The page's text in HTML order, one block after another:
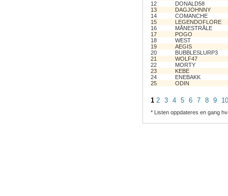
12
DONALD58
13
DAGJOHNNY
14
COMANCHE
15
LEGENDOFLORE
16
MÅNESTRÅLE
17
POGO
18
WEST
19
AEGIS
20
BUBBLESLURP3
21
WOLF47
22
MORTY
23
KEBE
24
ENEBAKK
25
ODIN
1 2 3 4 5 6 7 8 9 10
* Listen oppdateres en gang